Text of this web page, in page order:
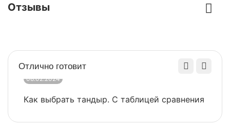
Отзывы
Отлично готовит
08.02.2024
Как выбрать тандыр. С таблицей сравнения